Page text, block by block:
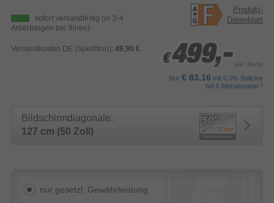
sofort versandfertig (in 2-4
Arbeitstagen bei Ihnen)
Versandkosten DE (Spedition): 49,90 €
Produkt-
Datenblatt
€ 499,-
€ 499,-
€ 499,- inkl. MwSt.
Nur € 83,16 mit 0,0% Sollzins
bei 6 Monatsraten 1
Bildschirmdiagonale:
127 cm (50 Zoll)
nur gesetzl. Gewährleistung